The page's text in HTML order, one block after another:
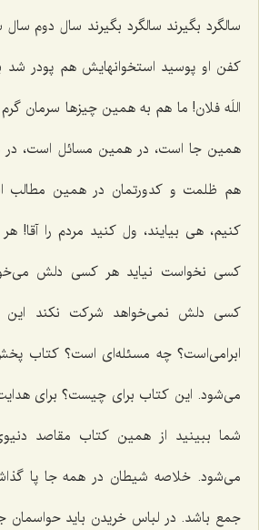
سالگرد بگیرند سالگرد بگیرند سال دوم
کفن او پوسید استخوانهایش هم پودر شد
اللَه فلان! ما هم به همین چیزها سرمان
همین جا است، در همین مسائل است،
هم ظلمت و کدورتمان در همین مطالب
کنیم، هی بیایند، ول کنید مردم را آقا!
کسی نخواست نیاید هر کسی دلش
کسی دلش نمی‌خواهد شرکت نکند
ابرامی‌است؟ چه مسئله‌ای است؟ کتاب
می‌شود. این کتاب برای چیست؟ برای
شما ببینید از همین کتاب مقاصد
می‌شود. خلاصه شیطان در همه جا پا
جمع باشد. در لباس خریدن باید حواسمان